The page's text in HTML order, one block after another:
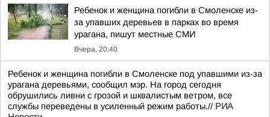
Ребенок и женщина погибли в Смоленске из-
за упавших деревьев в парках во время
урагана, пишут местные СМИ
Вчера, 20:40
Ребенок и женщина погибли в Смоленске под упавшими из-за
урагана деревьями, сообщил мэр. На город сегодня
обрушились ливни с грозой и шквалистым ветром, все
службы переведены в усиленный режим работы.// РИА